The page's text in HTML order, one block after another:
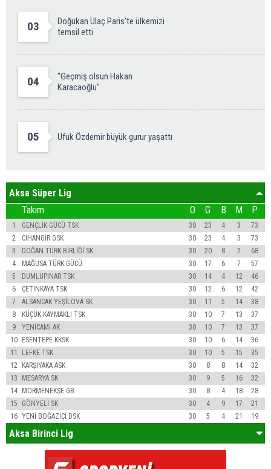
03
Doğukan Ulaç Paris'te ülkemizi
temsil etti
04
"Geçmiş olsun Hakan
Karacaoğlu"
05 Ufuk Özdemir büyük gurur yaşattı
Aksa Süper Lig
Takım
O G B M P
1 GENÇLİK GÜCÜ TSK 30 23 4 3
73
2
CİHANGİR GSK 30 23 4 3
73
3
DOĞAN TÜRK BİRLİĞİ SK 30 20 8 2
68
4
MAĞUSA TÜRK GÜCÜ 30 17 6 7
57
5
DUMLUPINAR TSK 30 14 4 12
46
6
ÇETİNKAYA TSK 30 12 6 12
42
7
ALSANCAK YEŞİLOVA SK 30 11 5 14
38
8
KÜÇÜK KAYMAKLI TSK 30 10 7 13
37
9
YENİCAMİ AK 30 10 7 13
37
10 ESENTEPE KKSK 30 10 6 14
36
11
LEFKE TSK 30 10 5 15
35
12
KARŞIYAKA ASK 30 8 8 14
32
13
MESARYA SK 30 9 5 16
32
14 MORMENEKŞE GB 30 8 4 18
28
15
GÖNYELİ SK 30 4 9 17
21
16 YENİ BOĞAZİÇİ DSK 30 5 4 21 19
Aksa Birinci Lig